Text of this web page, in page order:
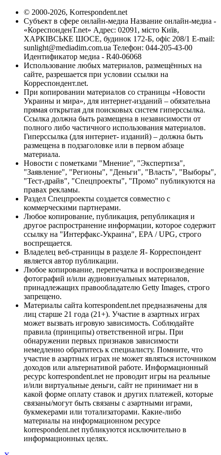
© 2000-2026, Korrespondent.net
Субъект в сфере онлайн-медиа Название онлайн-медиа -
«КореспонденТ.net» Адрес: 02091, місто Київ,
ХАРКІВСЬКЕ ШОСЕ, будинок 172-Б, офіс 208/1 E-mail:
sunlight@mediadim.com.ua Телефон: 044-205-43-00
Идентификатор медиа - R40-06068
Использование любых материалов, размещённых на
сайте, разрешается при условии ссылки на
Корреспондент.net.
При копировании материалов со страницы «Новости
Украины и мира», для интернет-изданий – обязательна
прямая открытая для поисковых систем гиперссылка.
Ссылка должна быть размещена в независимости от
полного либо частичного использования материалов.
Гиперссылка (для интернет- изданий) – должна быть
размещена в подзаголовке или в первом абзаце
материала.
Новости с пометками "Мнение", "Экспертиза",
"Заявление", "Регионы", "Деньги", "Власть", "Выборы",
"Тест-драйв", "Спецпроекты", "Промо" публикуются на
правах рекламы.
Раздел Спецпроекты создается совместно с
коммерческими партнерами.
Любое копирование, публикация, републикация и
другое распространение информации, которое содержит
ссылку на "Интерфакс-Украина", EPA / UPG, строго
воспрещается.
Владелец веб-страницы в разделе Я- Корреспондент
является автор публикации.
Любое копирование, перепечатка и воспроизведение
фотографий и/или аудиовизуальных материалов,
принадлежащих правообладателю Getty Images, строго
запрещено.
Материалы сайта korrespondent.net предназначены для
лиц старше 21 года (21+). Участие в азартных играх
может вызвать игровую зависимость. Соблюдайте
правила (принципы) ответственной игры. При
обнаружении первых признаков зависимости
немедленно обратитесь к специалисту. Помните, что
участие в азартных играх не может являться источником
доходов или альтернативой работе. Информационный
ресурс korrespondent.net не проводит игры на реальные
и/или виртуальные деньги, сайт не принимает ни в
какой форме оплату ставок и других платежей, которые
связаны/могут быть связаны с азартными играми,
букмекерами или тотализаторами. Какие-либо
материалы на информационном ресурсе
korrespondent.net публикуются исключительно в
информационных целях.